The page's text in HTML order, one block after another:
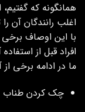
همانگونه که
اغلب رانندگان آن
با این اوصاف
افراد قبل از
ما در ادامه برخی
چک کردن طناب